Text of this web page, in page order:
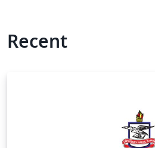
Recent